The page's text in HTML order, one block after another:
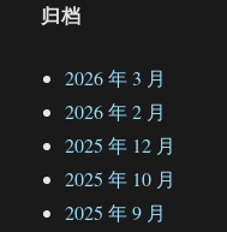
归档
2026 年 3 月
2026 年 2 月
2025 年 12 月
2025 年 10 月
2025 年 9 月